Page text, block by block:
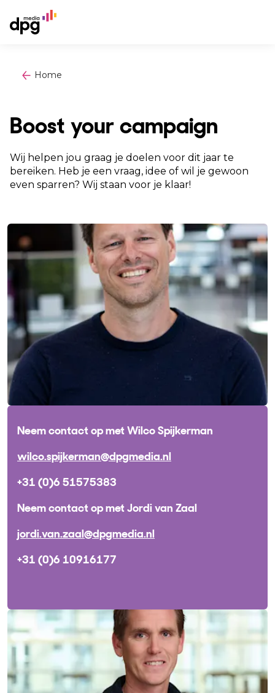
Home
Boost your campaign
Wij helpen jou graag je doelen voor dit jaar te
bereiken. Heb je een vraag, idee of wil je gewoon
even sparren? Wij staan voor je klaar!
Neem contact op met Wilco Spijkerman
wilco.spijkerman@dpgmedia.nl
+31 (0)6 51575383
Neem contact op met Jordi van Zaal
jordi.van.zaal@dpgmedia.nl
+31 (0)6 10916177